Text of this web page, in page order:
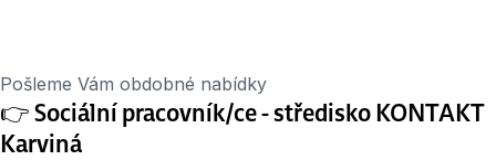
Pošleme Vám obdobné nabídky
👉 Sociální pracovník/ce - středisko KONTAKT
Karviná